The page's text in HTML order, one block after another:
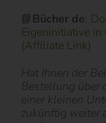
📘 Bücher de:
Eigeninitiative in
(Affiliate Link)
Hat Ihnen der
Bestellung über
einer kleinen
zukünftig weiter